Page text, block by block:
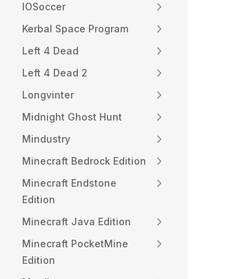
IOSoccer
Kerbal Space Program
Left 4 Dead
Left 4 Dead 2
Longvinter
Midnight Ghost Hunt
Mindustry
Minecraft Bedrock Edition
Minecraft Endstone
Edition
Minecraft Java Edition
Minecraft PocketMine
Edition